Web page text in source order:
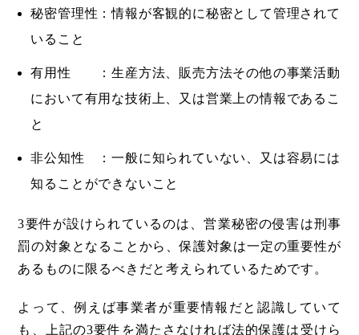
秘密管理性：情報が客観的に秘密として管理されて
いること
有用性 ：生産方法、販売方法その他の事業活動
において有用な技術上、又は営業上の情報であるこ
と
非公知性 ：一般に知られていない、又は容易には
知ることができないこと
3要件が設けられているのは、営業秘密の侵害は刑事
罰の対象となることから、保護対象は一定の重要性が
あるものに限るべきだと考えられているためです。
よって、例えば事業者が重要情報だと認識していて
も、上記の3要件を満たさなければ法的保護は受けら